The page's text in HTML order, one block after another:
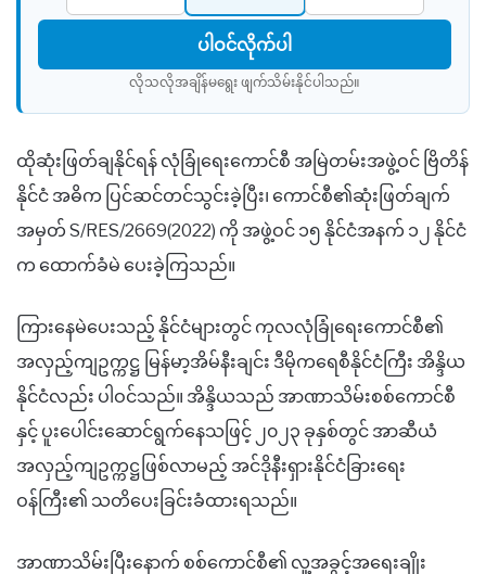
ပါဝင်လိုက်ပါ
လိုသလိုအချိန်မရွေး ဖျက်သိမ်းနိုင်ပါသည်။​
ထိုဆုံးဖြတ်ချနိုင်ရန် လုံခြုံရေးကောင်စီ အမြဲတမ်းအဖွဲ့ဝင် ဗြိတိန်
နိုင်ငံ အဓိက ပြင်ဆင်တင်သွင်းခဲ့ပြီး၊ ကောင်စီ၏ဆုံးဖြတ်ချက်
အမှတ် S/RES/2669(2022) ကို အဖွဲ့ဝင် ၁၅ နိုင်ငံအနက် ၁၂ နိုင်ငံ
က ထောက်ခံမဲ ပေးခဲ့ကြသည်။
ကြားနေမဲပေးသည့် နိုင်ငံများတွင် ကုလလုံခြုံရေးကောင်စီ၏
အလှည့်ကျဥက္ကဋ္ဌ မြန်မာ့အိမ်နီးချင်း ဒီမိုကရေစီနိုင်ငံကြီး အိန္ဒိယ
နိုင်ငံလည်း ပါဝင်သည်။ အိန္ဒိယသည် အာဏာသိမ်းစစ်ကောင်စီ
နှင့် ပူးပေါင်းဆောင်ရွက်နေသဖြင့် ၂၀၂၃ ခုနှစ်တွင် အာဆီယံ
အလှည့်ကျဥက္ကဋ္ဌဖြစ်လာမည့် အင်ဒိုနီးရှားနိုင်ငံခြားရေး
ဝန်ကြီး၏ သတိပေးခြင်းခံထားရသည်။
အာဏာသိမ်းပြီးနောက် စစ်ကောင်စီ၏ လူ့အခွင့်အရေးချိုး